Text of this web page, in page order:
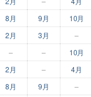
8月 9月 10月
2月 3月 –
– – 10月
2月 – 4月
8月 9月 –